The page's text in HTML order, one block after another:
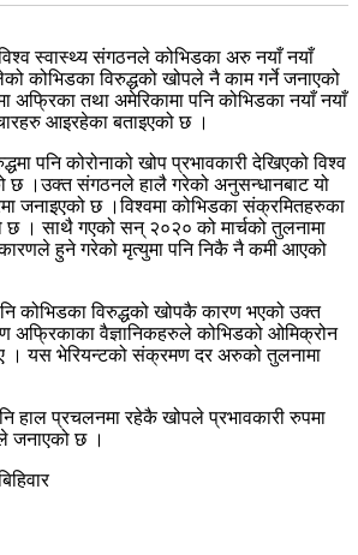
स्वास्थ्य संगठनले कोभिडका अरु नयाँ नयाँ
कोभिडका विरुद्धको खोपले नै काम गर्ने जनाएको
अफ्रिका तथा अमेरिकामा पनि कोभिडका नयाँ नयाँ
आइरहेका बताइएको छ ।
पनि कोरोनाको खोप प्रभावकारी देखिएको विश्व
छ ।उक्त संगठनले हालै गरेको अनुसन्धानबाट यो
जनाइएको छ ।विश्वमा कोभिडका संक्रमितहरुका
छ । साथै गएको सन् २०२० को मार्चको तुलनामा
हुने गरेको मृत्युमा पनि निकै नै कमी आएको
कोभिडका विरुद्धको खोपकै कारण भएको उक्त
अफ्रिकाका वैज्ञानिकहरुले कोभिडको ओमिक्रोन
। यस भेरियन्टको संक्रमण दर अरुको तुलनामा
हाल प्रचलनमा रहेकै खोपले प्रभावकारी रुपमा
जनाएको छ ।